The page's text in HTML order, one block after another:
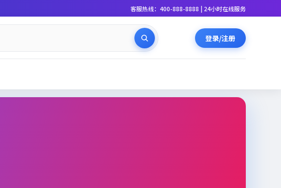
客服热线：400-888-8888 | 24小时在线服务
登录/注册
频网